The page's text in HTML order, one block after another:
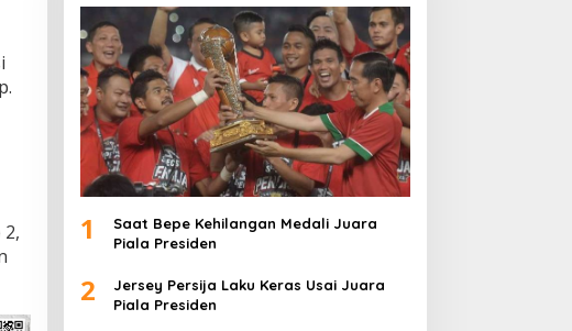
1
Saat Bepe Kehilangan Medali Juara
Piala Presiden
2
Jersey Persija Laku Keras Usai Juara
Piala Presiden